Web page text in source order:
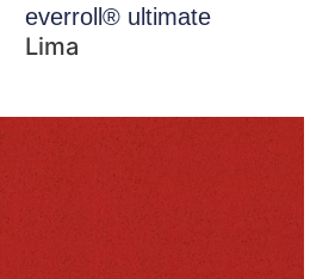
everroll® ultimate
Lima